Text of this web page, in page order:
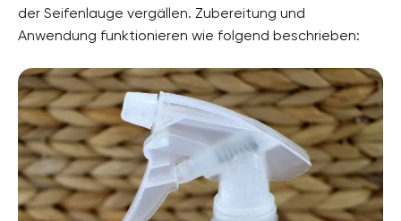
der Seifenlauge vergällen. Zubereitung und
Anwendung funktionieren wie folgend beschrieben: